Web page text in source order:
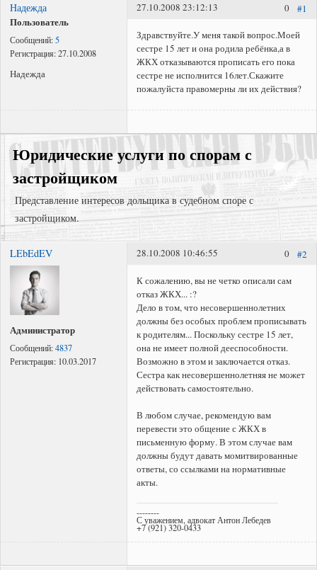
Надежда
Пользователь
Сообщений: 5
Регистрация:27.10.2008
Надежда
#1
0
27.10.2008 23:12:13
Здравствуйте.У меня такой вопрос.Моей
сестре 15 лет и она родила ребёнка,а в
ЖКХ отказываются прописать его пока
сестре не исполнится 16лет.Скажите
пожалуйста правомерны ли их действия?
Юридические услуги по спорам с
застройщиком
Представление интересов дольщика в судебном споре с
застройщиком.
Представление интересов в судах общей юрисдикции;
Взыскание задолженности;
Регистрация права собственности в судебном порядке;
LEbEdEV
Администратор
Сообщений:4837
Регистрация: 10.03.2017
#2
0
28.10.2008 10:46:55
К сожалению, вы не четко описали сам
отказ ЖКХ... :?
Дело в том, что несовершеннолетних
должны без особых проблем прописывать
к родителям... Поскольку сестре 15 лет,
она не имеет полной дееспособности.
Возможно в этом и заключается отказ.
Сестра как несовершеннолетняя не может
действовать самостоятельно.
В любом случае, рекомендую вам
перевести это общение с ЖКХ в
письменную форму. В этом случае вам
должны будут давать момитвированные
ответы, со ссылками на нормативные
акты.
--------
С уважением, адвокат Антон Лебедев
+7 (921) 320-0433